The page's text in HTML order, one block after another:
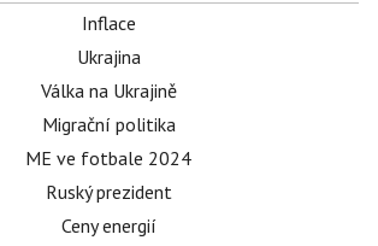
Inflace
Ukrajina
Válka na Ukrajině
Migrační politika
ME ve fotbale 2024
Ruský prezident
Ceny energií